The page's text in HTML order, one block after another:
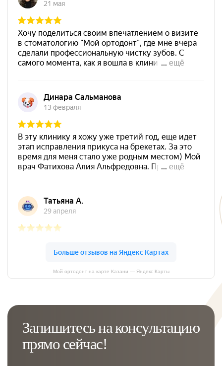
Мой ортодонт на карте Казани — Яндекс Карты
Запишитесь на консультацию
прямо сейчас!